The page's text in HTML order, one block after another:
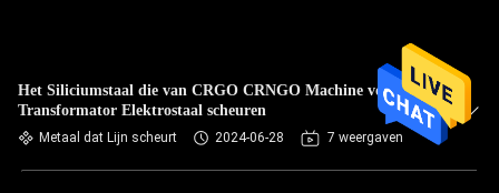
Het Siliciumstaal die van CRGO CRNGO Machine voor
Transformator Elektrostaal scheuren
Metaal dat Lijn scheurt 2024-06-28 7 weergaven